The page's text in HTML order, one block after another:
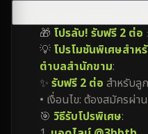
🎁 โปรลับ! รับฟรี 2 ต่อ
💡 โปรโมชันพิเศษสำห
ตำบลสำนักขาม:
✨ รับฟรี 2 ต่อ สำหรับลู
• เงื่อนไข: ต้องสมัครผ่
🎯 วิธีรับโปรพิเศษ: